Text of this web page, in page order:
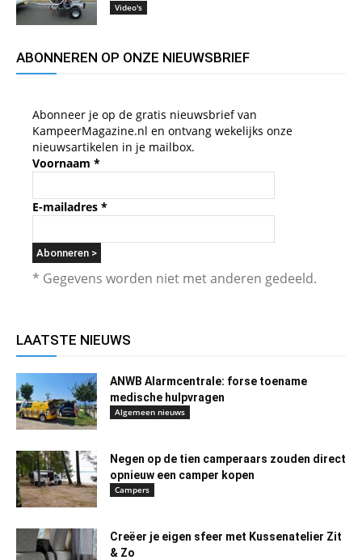
Video's
ABONNEREN OP ONZE NIEUWSBRIEF
Abonneer je op de gratis nieuwsbrief van
KampeerMagazine.nl en ontvang wekelijks onze
nieuwsartikelen in je mailbox.
Voornaam *
E-mailadres *
* Gegevens worden niet met anderen gedeeld.
LAATSTE NIEUWS
ANWB Alarmcentrale: forse toename
medische hulpvragen
Algemeen nieuws
Negen op de tien camperaars zouden direct
opnieuw een camper kopen
Campers
Creëer je eigen sfeer met Kussenatelier Zit
& Zo